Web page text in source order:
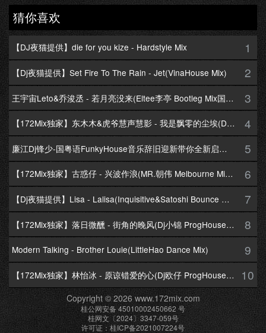
猜你喜欢
【DJ夜猫提供】die for you kize - Hardstyle Mix 1
【Dj夜猫提供】Set Fire To The Rain - Jet(VinaHouse Mix) 2
王宇宙Leto&乔浚丞 - 若月亮没来(Eltee李亭 Bootleg Mix国语合唱) 3
【172Mix独家】东木木&虎爷慧声慧影 - 我是飘零的尘埃(Dj十三 Melbourne Mix国语男) 4
廉江Dj锋少-国粤语FunkyHouse音乐辞旧迎新带你全新启航跨年专辑172Mix串烧 5
【172Mix独家】古惑仔 - 兴波作浪(MR.朝伟 Melbourne Mix粤语男) 6
【Dj夜猫提供】Lisa - Lalisa(Inquisitive&Satoshi Bounce Mix) 7
【172Mix独家】落日微醺 - 街角的晚风(Dj小锦 ProgHouse Mix粤语女) 8
Modern Talking - Brother Louie(LittleHao Dance Mix) 9
【172Mix独家】林怡冰 - 原谅错爱的心(Dj欧仔 ProgHouse Mix粤语女) 10
Copyright © 2026 www.172mix.com
桂公网安备 45010002450662 号
桂网文〔2024〕3347-059号
许可证：桂ICP备2021007224号